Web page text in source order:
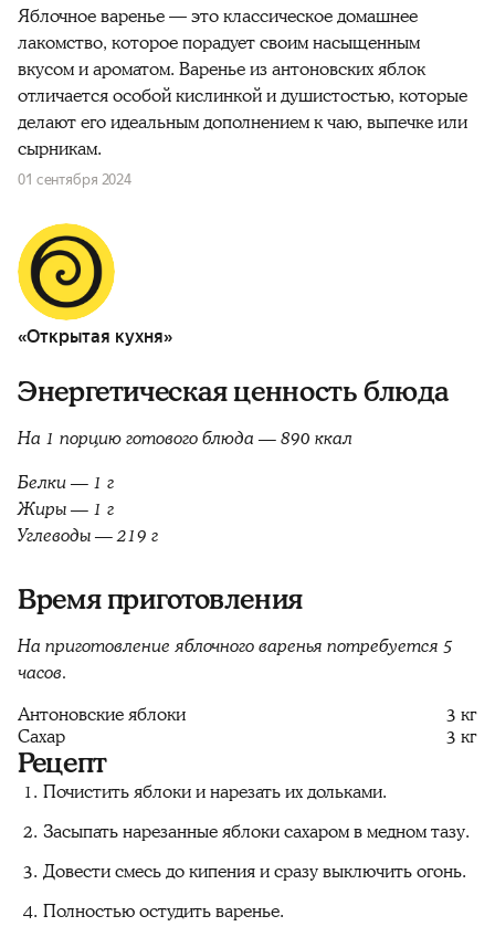
Яблочное варенье — это классическое домашнее
лакомство, которое порадует своим насыщенным
вкусом и ароматом. Варенье из антоновских яблок
отличается особой кислинкой и душистостью, которые
делают его идеальным дополнением к чаю, выпечке или
сырникам.
01 сентября 2024
«Открытая кухня»
Энергетическая ценность блюда
На 1 порцию готового блюда — 890 ккал
Белки — 1 г
Жиры — 1 г
Углеводы — 219 г
Время приготовления
На приготовление яблочного варенья потребуется 5
часов.
Антоновские яблоки
3 кг
Сахар
3 кг
Рецепт
Почистить яблоки и нарезать их дольками.
Засыпать нарезанные яблоки сахаром в медном тазу.
Довести смесь до кипения и сразу выключить огонь.
Полностью остудить варенье.